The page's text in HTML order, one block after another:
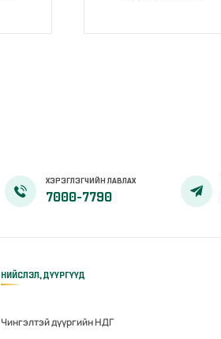
ХЭРЭГЛЭГЧИЙН ЛАВЛАХ
7000-7790
НИЙСЛЭЛ, ДҮҮРГҮҮД
Чингэлтэй дүүргийн НДГ